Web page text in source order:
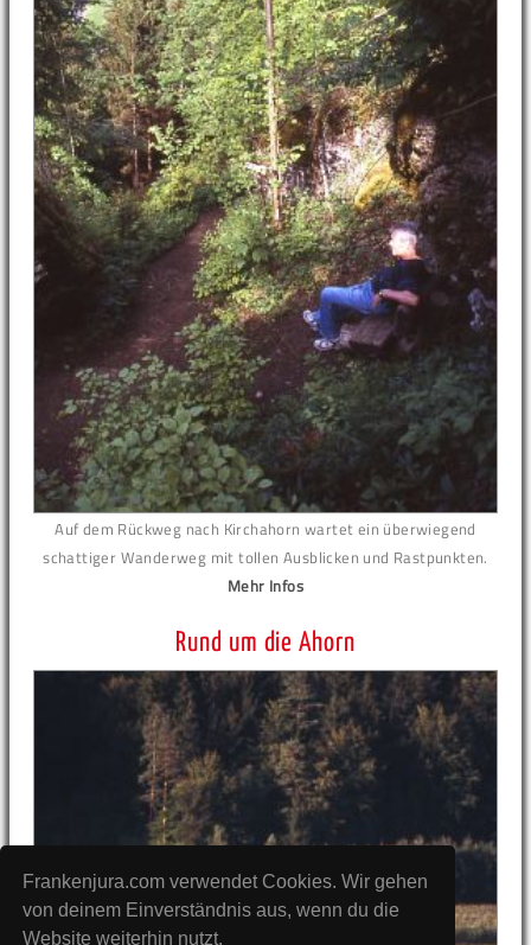
Frankenjura.com verwendet Cookies. Wir gehen
von deinem Einverständnis aus, wenn du die
Website weiterhin nutzt.
Auf dem Rückweg nach Kirchahorn wartet ein überwiegend
schattiger Wanderweg mit tollen Ausblicken und Rastpunkten.
Mehr Infos
Rund um die Ahorn